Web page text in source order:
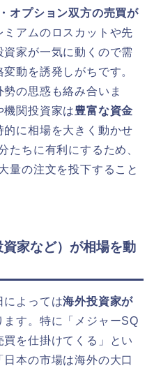
オプション双方の売買が
ミアムのロスカットや先
家が一気に動くので需
動を誘発しがちです。
の思惑も絡み合いま
機関投資家は豊富な資金
に相場を大きく動かせ
たちに有利にするため、
量の注文を投下すること
家など）が相場を動
によっては海外投資家が
ます。特に「メジャーSQ
を仕掛けてくる」とい
本の市場は海外の大口